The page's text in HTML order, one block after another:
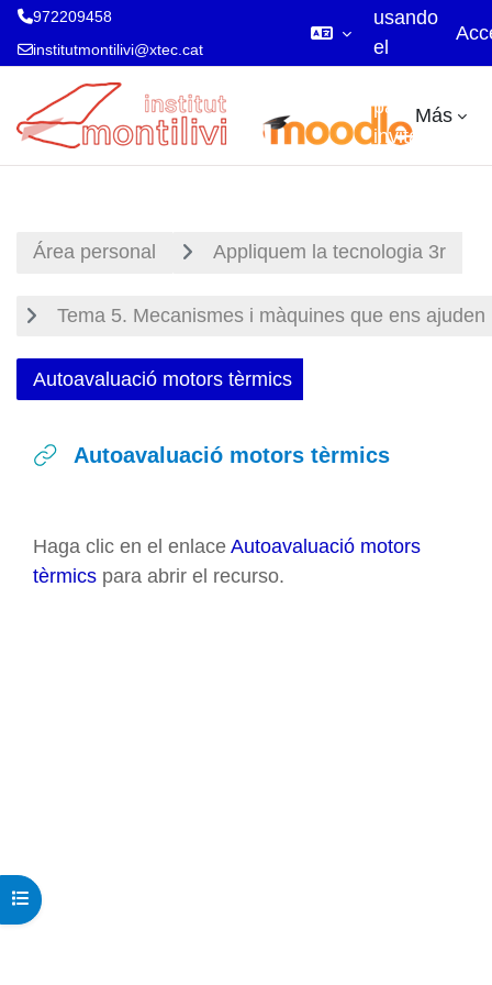
Salta al contenido principal
972209458
institutmontilivi@xtec.cat
usando
el
para
invitados
Más
Abrir índice del curso
Área personal Appliquem la tecnologia 3r
Tema 5. Mecanismes i màquines que ens ajuden
Autoavaluació motors tèrmics
Autoavaluació motors tèrmics
Haga clic en el enlace Autoavaluació motors
tèrmics para abrir el recurso.